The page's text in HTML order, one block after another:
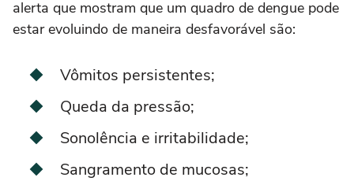
alerta que mostram que um quadro de dengue pode
estar evoluindo de maneira desfavorável são:
Vômitos persistentes;
Queda da pressão;
Sonolência e irritabilidade;
Sangramento de mucosas;